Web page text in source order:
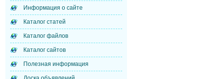
Информация о сайте
Каталог статей
Каталог файлов
Каталог сайтов
Полезная информация